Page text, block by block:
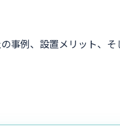
事例、設置メリット、